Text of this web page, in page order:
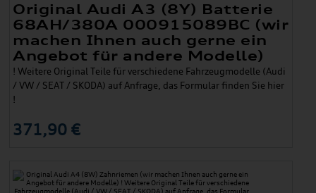
Original Audi A3 (8Y) Batterie
68AH/380A 000915089BC (wir
machen Ihnen auch gerne ein
Angebot für andere Modelle)
! Weitere Original Teile für verschiedene Fahrzeugmodelle (Audi
/ VW / SEAT / SKODA) auf Anfrage, das Formular finden Sie hier
!
371,90 €